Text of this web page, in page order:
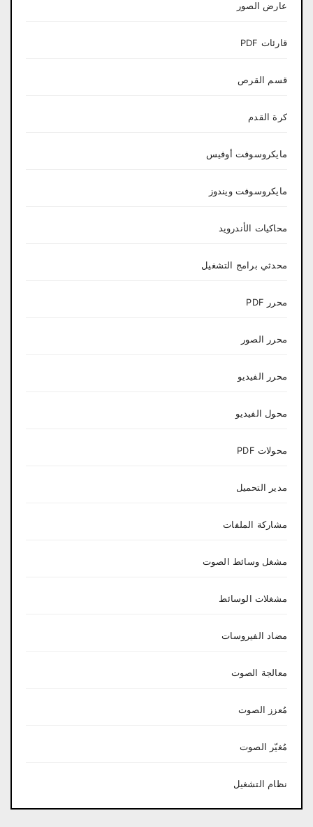
عارض الصور
قارئات PDF
قسم القرص
كرة القدم
مايكروسوفت أوفيس
مايكروسوفت ويندوز
محاكيات الأندرويد
محدثي برامج التشغيل
محرر PDF
محرر الصور
محرر الفيديو
محول الفيديو
محولات PDF
مدير التحميل
مشاركة الملفات
مشغل وسائط الصوت
مشغلات الوسائط
مضاد الفيروسات
معالجة الصوت
مُعزز الصوت
مُغيّر الصوت
نظام التشغيل